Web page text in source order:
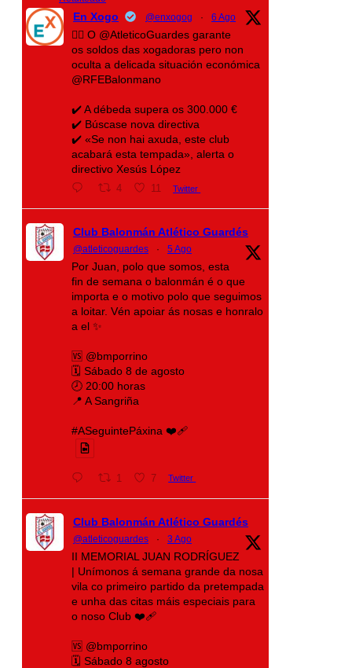
En Xogo @enxogog · 6 Ago
🤾‍♀️ O @AtleticoGuardes garante
os soldos das xogadoras pero non
oculta a delicada situación económica
@RFEBalonmano
✔️ A débeda supera os 300.000 €
✔️ Búscase nova directiva
✔️ «Se non hai axuda, este club
acabará esta tempada», alerta o
directivo Xesús López
4 11 Twitter
Club Balonmán Atlético Guardés
@atleticoguardes · 5 Ago
Por Juan, polo que somos, esta
fin de semana o balonmán é o que
importa e o motivo polo que seguimos
a loitar. Vén apoiar ás nosas e honralo
a el ✨
🆚 @bmporrino
🗓️ Sábado 8 de agosto
🕗 20:00 horas
📍 A Sangriña
#ASeguintePáxina ❤️‍🩹
1 7 Twitter
Club Balonmán Atlético Guardés
@atleticoguardes · 3 Ago
II MEMORIAL JUAN RODRÍGUEZ
| Unímonos á semana grande da nosa
vila co primeiro partido da pretempada
e unha das citas máis especiais para
o noso Club ❤️‍🩹
🆚 @bmporrino
🗓️ Sábado 8 agosto